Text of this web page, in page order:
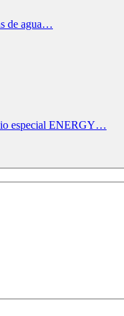
de agua…
especial ENERGY…